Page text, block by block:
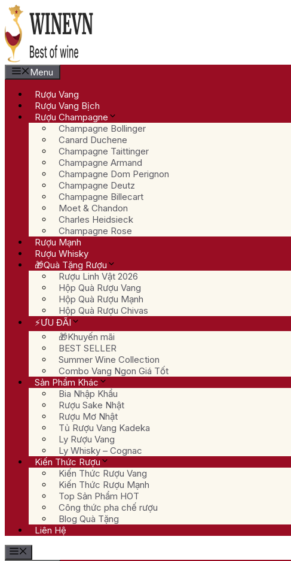
Chuyển
đến
nội
dung
Menu
Rượu Vang
Rượu Vang Bịch
Rượu Champagne
Champagne Bollinger
Canard Duchene
Champagne Taittinger
Champagne Armand
Champagne Dom Perignon
Champagne Deutz
Champagne Billecart
Moet & Chandon
Charles Heidsieck
Champagne Rose
Rượu Mạnh
Rượu Whisky
🎁Quà Tặng Rượu
Rượu Linh Vật 2026
Hộp Quà Rượu Vang
Hộp Quà Rượu Mạnh
Hộp Quà Rượu Chivas
⚡ƯU ĐÃI
🎁Khuyến mãi
BEST SELLER
Summer Wine Collection
Combo Vang Ngon Giá Tốt
Sản Phẩm Khác
Bia Nhập Khẩu
Rượu Sake Nhật
Rượu Mơ Nhật
Tủ Rượu Vang Kadeka
Ly Rượu Vang
Ly Whisky – Cognac
Kiến Thức Rượu
Kiến Thức Rượu Vang
Kiến Thức Rượu Mạnh
Top Sản Phẩm HOT
Công thức pha chế rượu
Blog Quà Tặng
Liên Hệ